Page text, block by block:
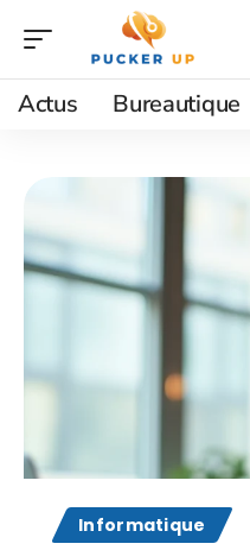
Actus Bureautique
Informatique